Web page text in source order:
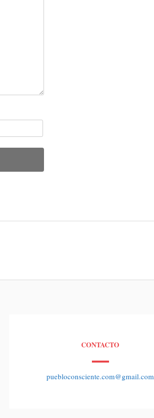
CONTACTO
puebloconsciente.com@gmail.com